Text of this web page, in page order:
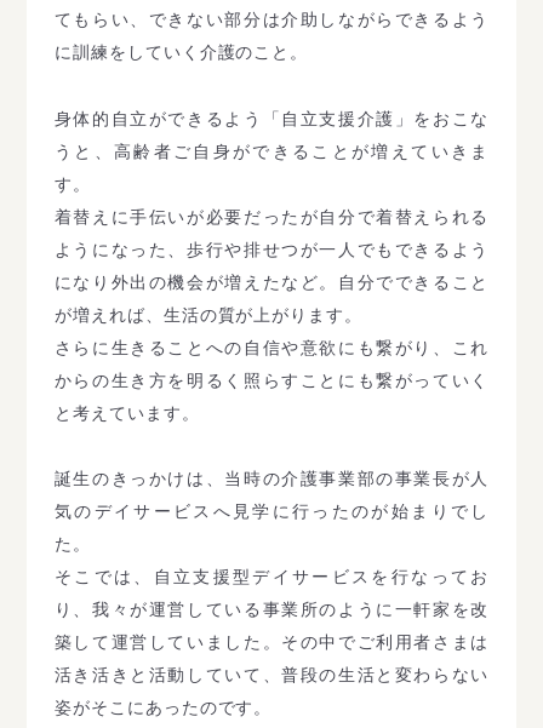
てもらい、できない部分は介助しながらできるよう
に訓練をしていく介護のこと。
身体的自立ができるよう「自立支援介護」をおこな
うと、高齢者ご自身ができることが増えていきま
す。
着替えに手伝いが必要だったが自分で着替えられる
ようになった、歩行や排せつが一人でもできるよう
になり外出の機会が増えたなど。自分でできること
が増えれば、生活の質が上がります。
さらに生きることへの自信や意欲にも繋がり、これ
からの生き方を明るく照らすことにも繋がっていく
と考えています。
誕生のきっかけは、当時の介護事業部の事業長が人
気のデイサービスへ見学に行ったのが始まりでし
た。
そこでは、自立支援型デイサービスを行なってお
り、我々が運営している事業所のように一軒家を改
築して運営していました。その中でご利用者さまは
活き活きと活動していて、普段の生活と変わらない
姿がそこにあったのです。